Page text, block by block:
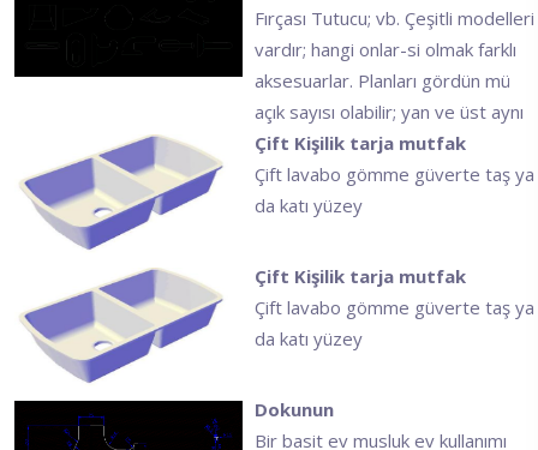
Fırçası Tutucu; vb. Çeşitli modelleri
vardır; hangi onlar-si olmak farklı
aksesuarlar. Planları gördün mü
açık sayısı olabilir; yan ve üst aynı
Çift Kişilik tarja mutfak
Çift lavabo gömme güverte taş ya
da katı yüzey
Çift Kişilik tarja mutfak
Çift lavabo gömme güverte taş ya
da katı yüzey
Dokunun
Bir basit ev musluk ev kullanımı